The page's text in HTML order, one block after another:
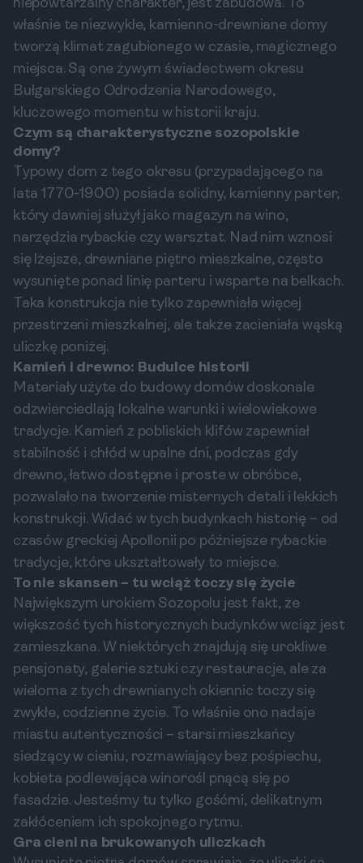
niepowtarzalny charakter, jest zabudowa. To
właśnie te niezwykłe, kamienno-drewniane domy
tworzą klimat zagubionego w czasie, magicznego
miejsca. Są one żywym świadectwem okresu
Bułgarskiego Odrodzenia Narodowego,
kluczowego momentu w historii kraju.
Czym są charakterystyczne sozopolskie
domy?
Typowy dom z tego okresu (przypadającego na
lata 1770-1900) posiada solidny, kamienny parter,
który dawniej służył jako magazyn na wino,
narzędzia rybackie czy warsztat. Nad nim wznosi
się lżejsze, drewniane piętro mieszkalne, często
wysunięte ponad linię parteru i wsparte na belkach.
Taka konstrukcja nie tylko zapewniała więcej
przestrzeni mieszkalnej, ale także zacieniała wąską
uliczkę poniżej.
Kamień i drewno: Budulce historii
Materiały użyte do budowy domów doskonale
odzwierciedlają lokalne warunki i wielowiekowe
tradycje. Kamień z pobliskich klifów zapewniał
stabilność i chłód w upalne dni, podczas gdy
drewno, łatwo dostępne i proste w obróbce,
pozwalało na tworzenie misternych detali i lekkich
konstrukcji. Widać w tych budynkach historię – od
czasów greckiej Apollonii po późniejsze rybackie
tradycje, które ukształtowały to miejsce.
To nie skansen – tu wciąż toczy się życie
Największym urokiem Sozopolu jest fakt, że
większość tych historycznych budynków wciąż jest
zamieszkana. W niektórych znajdują się urokliwe
pensjonaty, galerie sztuki czy restauracje, ale za
wieloma z tych drewnianych okiennic toczy się
zwykłe, codzienne życie. To właśnie ono nadaje
miastu autentyczności – starsi mieszkańcy
siedzący w cieniu, rozmawiający bez pośpiechu,
kobieta podlewająca winorośl pnącą się po
fasadzie. Jesteśmy tu tylko gośćmi, delikatnym
zakłóceniem ich spokojnego rytmu.
Gra cieni na brukowanych uliczkach